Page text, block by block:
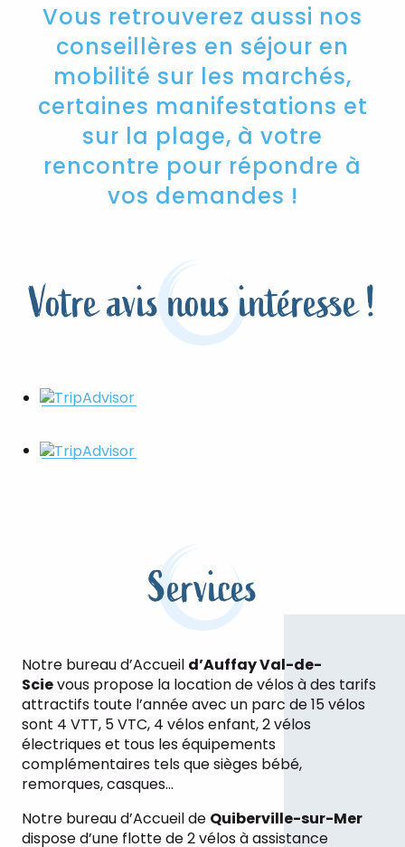
Vous retrouverez aussi nos
conseillères en séjour en
mobilité sur les marchés,
certaines manifestations et
sur la plage, à votre
rencontre pour répondre à
vos demandes !
Votre avis nous intéresse !
Services
Notre bureau d’Accueil d’Auffay Val-de-
Scievous propose la location de vélos à des tarifs
attractifs toute l’année avec un parc de 15 vélos
sont 4 VTT, 5 VTC, 4 vélos enfant, 2 vélos
électriques et tous les équipements
complémentaires tels que sièges bébé,
remorques, casques…
Notre bureau d’Accueil de Quiberville-sur-Mer
dispose d’une flotte de 2 vélos à assistance